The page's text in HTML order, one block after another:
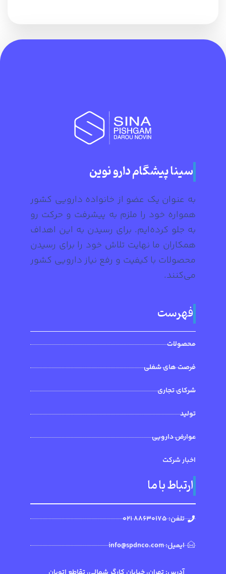
سینا پیشگام دارو نوین
به عنوان یک عضو از خانواده دارویی کشور
همواره خود را ملزم به پیشرفت و حرکت رو
به جلو کرده‌ایم. برای رسیدن به این اهداف
همکاران ما نهایت تلاش خود را برای رسیدن
محصولات با کیفیت و رفع نیاز دارویی کشور
می‌کنند.
فهرست
محصولات
فرصت های شغلی
شرکای تجاری
تولید
عوارض دارویی
اخبار شرکت
ارتباط با ما
تلفن: 88630175 021
ایمیل: info@spdnco.com